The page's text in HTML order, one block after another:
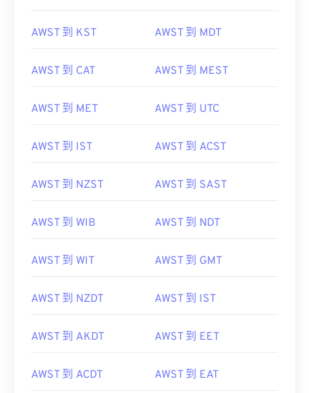
AWST 到 KST AWST 到 MDT
AWST 到 CAT AWST 到 MEST
AWST 到 MET AWST 到 UTC
AWST 到 IST AWST 到 ACST
AWST 到 NZST AWST 到 SAST
AWST 到 WIB AWST 到 NDT
AWST 到 WIT AWST 到 GMT
AWST 到 NZDT AWST 到 IST
AWST 到 AKDT AWST 到 EET
AWST 到 ACDT AWST 到 EAT